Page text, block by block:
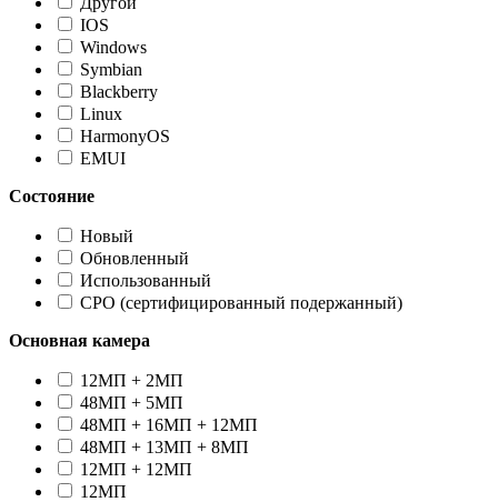
IOS
Windows
Symbian
Blackberry
Linux
HarmonyOS
EMUI
Состояние
Новый
Oбновленный
Использованный
CPO (сертифицированный подержанный)
Основная камера
12МП + 2МП
48МП + 5МП
48МП + 16МП + 12МП
48МП + 13МП + 8МП
12МП + 12МП
12МП